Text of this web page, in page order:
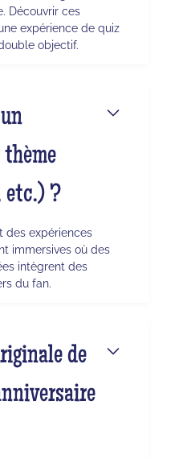
Découvrir ces
expérience de quiz
objectif.
?
des expériences
immersives où des
intègrent des
du fan.
de